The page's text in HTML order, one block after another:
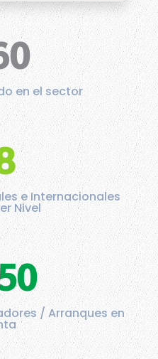
en el sector
e Internacionales
Nivel
/ Arranques en